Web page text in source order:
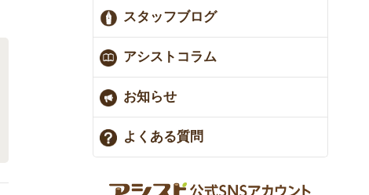
スタッフブログ
アシストコラム
お知らせ
よくある質問